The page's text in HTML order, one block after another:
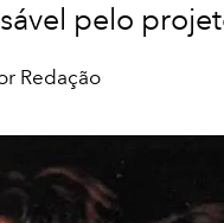
pelo
Redação